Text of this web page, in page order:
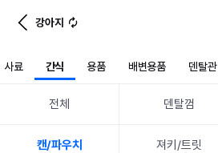
강아지
사료 간식 용품 배변용품 덴탈관
전체 덴탈껌
캔/파우치 져키/트릿